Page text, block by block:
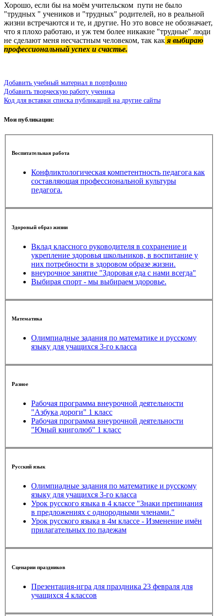
Хорошо, если бы на моём учительском пути не было
"трудных " учеников и "трудных" родителей, но в реальной
жизни встречаются и те, и другие. Но это вовсе не обозначает,
что я плохо работаю, и уж тем более никакие "трудные" люди
не сделают меня несчастным человеком, так как я выбираю
профессиональный успех и счастье.
Добавить учебный материал в портфолио
Добавить творческую работу ученика
Код для вставки списка публикаций на другие сайты
Мои публикации:
Воспитательная работа
Конфликтологическая компетентность педагога как
составляющая профессиональной культуры
педагога.
Здоровый образ жизни
Вклад классного руководителя в сохранение и
укрепление здоровья школьников, в воспитание у
них потребности в здоровом образе жизни.
внеурочное занятие "Здоровая еда с нами всегда"
Выбирая спорт - мы выбираем здоровье.
Математика
Олимпиадные задания по математике и русскому
языку для учащихся 3-го класса
Разное
Рабочая программа внеурочной деятельности
"Азбука дороги" 1 класс
Рабочая программа внеурочной деятельности
"Юный книголюб" 1 класс
Русский язык
Олимпиадные задания по математике и русскому
языку для учащихся 3-го класса
Урок русского языка в 4 классе "Знаки препинания
в предложениях с однородными членами."
Урок русского языка в 4м классе - Изменение имён
прилагательных по падежам
Сценарии праздников
Презентация-игра для праздника 23 февраля для
учащихся 4 классов